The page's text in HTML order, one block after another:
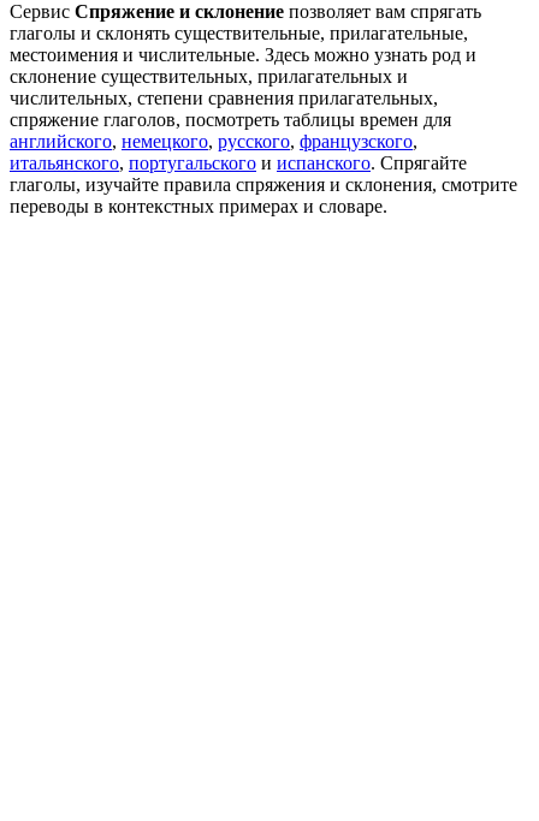
Сервис Спряжение и склонение позволяет вам спрягать
глаголы и склонять существительные, прилагательные,
местоимения и числительные. Здесь можно узнать род и
склонение существительных, прилагательных и
числительных, степени сравнения прилагательных,
спряжение глаголов, посмотреть таблицы времен для
английского, немецкого, русского, французского,
итальянского, португальского и испанского. Спрягайте
глаголы, изучайте правила спряжения и склонения, смотрите
переводы в контекстных примерах и словаре.